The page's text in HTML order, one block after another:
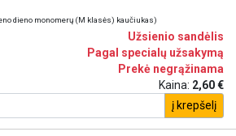
dieno monomerų (M klasės) kaučiukas)
Užsienio sandėlis
Pagal specialų užsakymą
Prekė negrąžinama
Kaina: 2,60 €
į krepšelį